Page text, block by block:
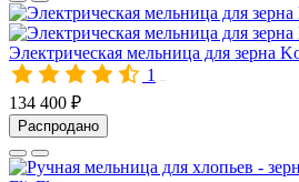
Электрическая мельница для зерна
1
134 400 ₽
Распродано